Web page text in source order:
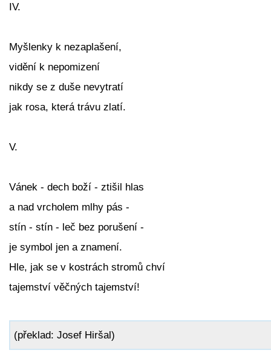
IV.
Myšlenky k nezaplašení,
vidění k nepomizení
nikdy se z duše nevytratí
jak rosa, která trávu zlatí.
V.
Vánek - dech boží - ztišil hlas
a nad vrcholem mlhy pás -
stín - stín - leč bez porušení -
je symbol jen a znamení.
Hle, jak se v kostrách stromů chví
tajemství věčných tajemství!
(překlad: Josef Hiršal)